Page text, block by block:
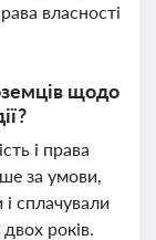
власності
щодо
і права
за умови,
сплачували
років.